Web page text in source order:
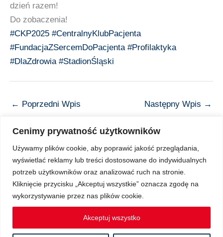
Cenimy prywatność użytkowników
Używamy plików cookie, aby poprawić jakość przeglądania,
wyświetlać reklamy lub treści dostosowane do indywidualnych
potrzeb użytkowników oraz analizować ruch na stronie.
Kliknięcie przycisku „Akceptuj wszystkie” oznacza zgodę na
wykorzystywanie przez nas plików cookie.
Akceptuj wszystko
dzień razem!
Do zobaczenia!
#CKP2025 #CentralnyKlubPacjenta
#FundacjaZSercemDoPacjenta #Profilaktyka
#DlaZdrowia #StadionŚląski
← Poprzedni Wpis Następny Wpis →
Copyright © 2026 Z Sercem do Pacjenta
Regulamin spotkań Klubu Pacjenta on-line